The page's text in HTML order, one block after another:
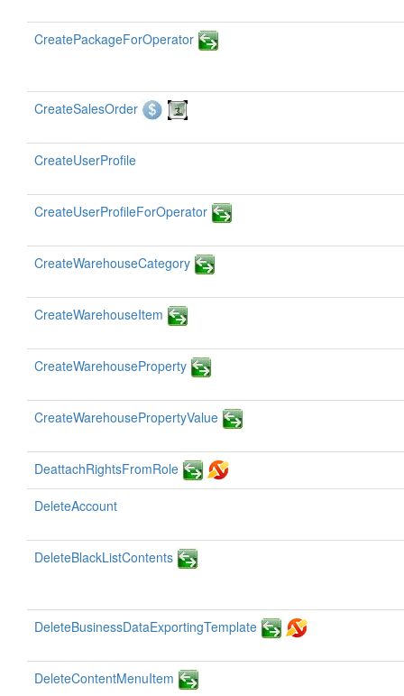
CreatePackageForOperator
CreateSalesOrder
CreateUserProfile
CreateUserProfileForOperator
CreateWarehouseCategory
CreateWarehouseItem
CreateWarehouseProperty
CreateWarehousePropertyValue
DeattachRightsFromRole
DeleteAccount
DeleteBlackListContents
DeleteBusinessDataExportingTemplate
DeleteContentMenuItem